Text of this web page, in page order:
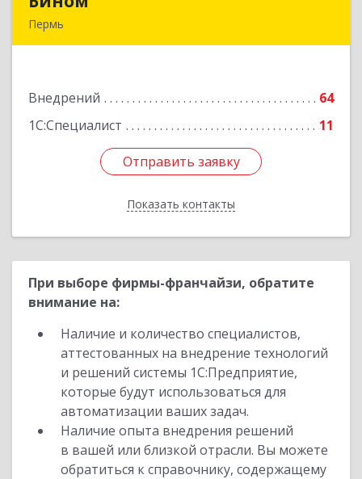
Пермь
Внедрений
64
1С:Специалист
11
Отправить заявку
Показать контакты
Подробнее
Отправить заявку
Назад
При выборе фирмы-франчайзи, обратите
внимание на:
Наличие и количество специалистов,
аттестованных на внедрение технологий
и решений системы 1С:Предприятие,
которые будут использоваться для
автоматизации ваших задач.
Наличие опыта внедрения решений
в вашей или близкой отрасли. Вы можете
обратиться к справочнику, содержащему